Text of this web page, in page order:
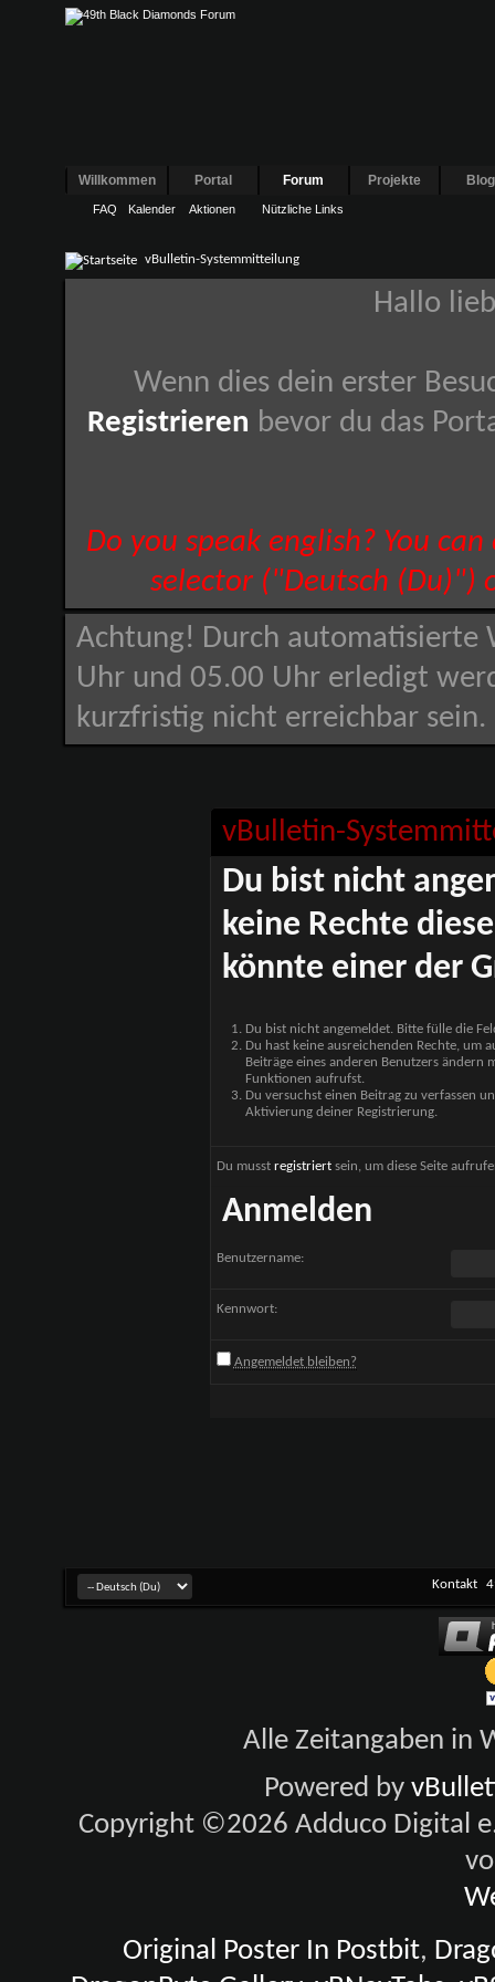
Willkommen Portal Forum
FAQ Kalender Aktionen Nützliche Links
Projekte
vBulletin-Systemmitteilung
Hallo
Wenn dies dein erster
Registrieren bevor du das
Do you speak english? You
selector ("Deutsch (Du)")
Achtung! Durch automatisierte
Uhr und 05.00 Uhr erledigt
kurzfristig nicht erreichbar
vBulletin-
Du bist nicht
keine Rechte
könnte einer der
Du bist nicht angemeldet. Bitte fülle die
Du hast keine ausreichenden Rechte, um
Beiträge eines anderen Benutzers
Funktionen aufrufst.
Du versuchst einen Beitrag zu verfassen
Aktivierung deiner Registrierung.
Du musst registriertsein, um diese Seite
Anmelden
Benutzername:
Kennwort:
Angemeldet bleiben?
Kontakt
Alle Zeitangaben in
Powered by
Copyright ©2026 Adduco Digital
Original Poster In Postbit,